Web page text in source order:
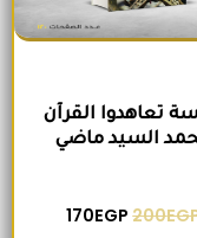
تعاهدوا القرآن
السيد ماضي
200
170EGP